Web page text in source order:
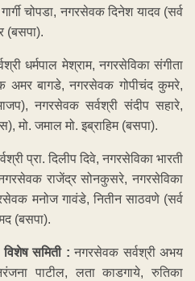
चोपडा, नगरसेवक दिनेश यादव (सर्व
(बसपा).
धर्मपाल मेश्राम, नगरसेविका संगीता
अमर बागडे, नगरसेवक गोपीचंद कुमरे,
नगरसेवक सर्वश्री संदीप सहारे,
मो. जमाल मो. इब्राहिम (बसपा).
प्रा. दिलीप दिवे, नगरसेविका भारती
राजेंद्र सोनकुसरे, नगरसेविका
मनोज गावंडे, नितीन साठवणे (सर्व
(बसपा).
विशेष समिती : नगरसेवक सर्वश्री अभय
पाटील, लता काडगाये, रुतिका